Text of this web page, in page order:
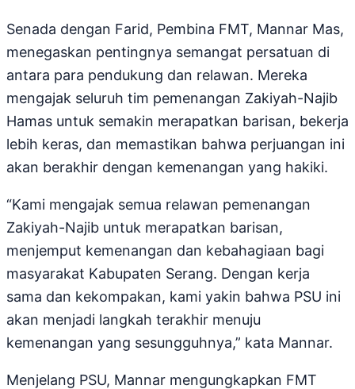
Senada dengan Farid, Pembina FMT, Mannar Mas,
menegaskan pentingnya semangat persatuan di
antara para pendukung dan relawan. Mereka
mengajak seluruh tim pemenangan Zakiyah-Najib
Hamas untuk semakin merapatkan barisan, bekerja
lebih keras, dan memastikan bahwa perjuangan ini
akan berakhir dengan kemenangan yang hakiki.
“Kami mengajak semua relawan pemenangan
Zakiyah-Najib untuk merapatkan barisan,
menjemput kemenangan dan kebahagiaan bagi
masyarakat Kabupaten Serang. Dengan kerja
sama dan kekompakan, kami yakin bahwa PSU ini
akan menjadi langkah terakhir menuju
kemenangan yang sesungguhnya,” kata Mannar.
Menjelang PSU, Mannar mengungkapkan FMT